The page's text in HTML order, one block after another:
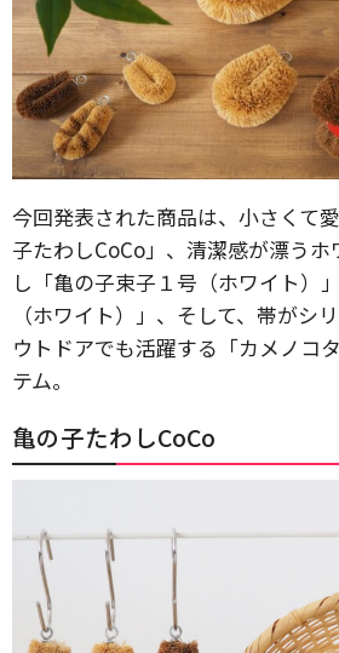
今回発表された商品は、小さくて
子たわしCoCo」、清潔感が漂う
し「亀の子束子１号（ホワイト）
（ホワイト）」、そして、帯がシ
ウトドアでも活躍する「カメノコ
テム。
亀の子たわしCoCo